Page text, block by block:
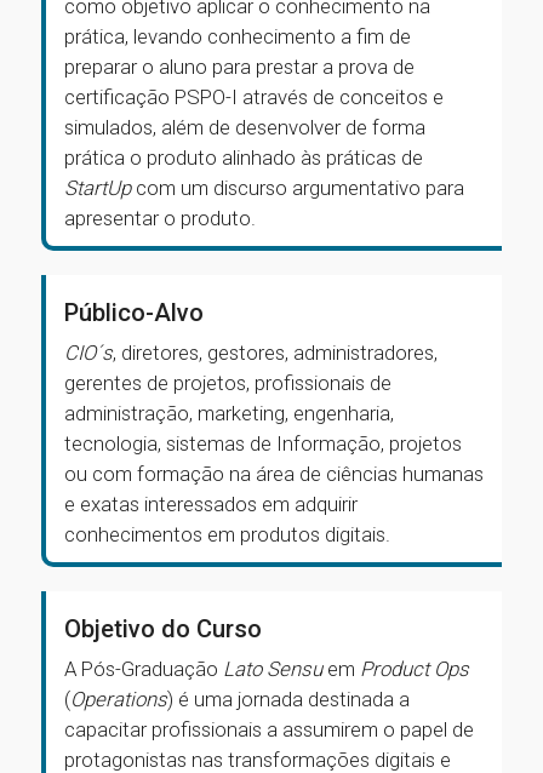
como objetivo aplicar o conhecimento na
prática, levando conhecimento a fim de
preparar o aluno para prestar a prova de
certificação PSPO-I através de conceitos e
simulados, além de desenvolver de forma
prática o produto alinhado às práticas de
StartUpcom um discurso argumentativo para
apresentar o produto.
Público-Alvo
CIO´s, diretores, gestores, administradores,
gerentes de projetos, profissionais de
administração, marketing, engenharia,
tecnologia, sistemas de Informação, projetos
ou com formação na área de ciências humanas
e exatas interessados em adquirir
conhecimentos em produtos digitais.
Objetivo do Curso
A Pós-Graduação Lato Sensuem Product Ops
(Operations) é uma jornada destinada a
capacitar profissionais a assumirem o papel de
protagonistas nas transformações digitais e